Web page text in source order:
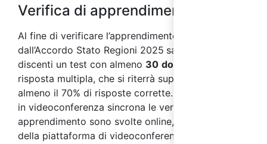
Verifica di apprendimento
Al fine di verificare l’apprendimento, come previsto
dall’Accordo Stato Regioni 2025 sarà sottoposto ai
discenti un test con almeno 30 domande
risposta multipla, che si riterrà superato con
almeno il 70% di risposte corrette. Nei corsi svolti
in videoconferenza sincrona le verifiche di
apprendimento sono svolte online, per mezzo
della piattaforma di videoconferenza.